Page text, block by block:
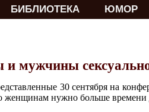
БИБЛИОТЕКА ЮМОР
мужчины
30 сентября на
женщинам нужно больше времени